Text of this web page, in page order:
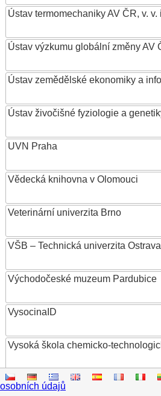
Ústav termomechaniky AV ČR, v. v.
Ústav výzkumu globální změny AV
Ústav zemědělské ekonomiky a
Ústav živočišné fyziologie a
UVN Praha
Vědecká knihovna v Olomouci
Veterinární univerzita Brno
VŠB – Technická univerzita Ostrava
Východočeské muzeum Pardubice
VysocinaID
Vysoká škola chemicko-
Vysoká škola ekonomická v Praze
osobních údajů